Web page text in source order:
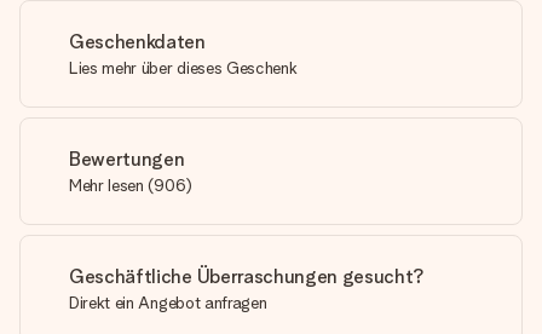
Geschenkdaten
Lies mehr über dieses Geschenk
Bewertungen
Mehr lesen (906)
Geschäftliche Überraschungen gesucht?
Direkt ein Angebot anfragen